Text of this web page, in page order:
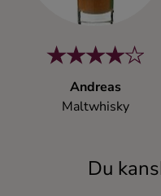
Andreas
Maltwhisky
Du